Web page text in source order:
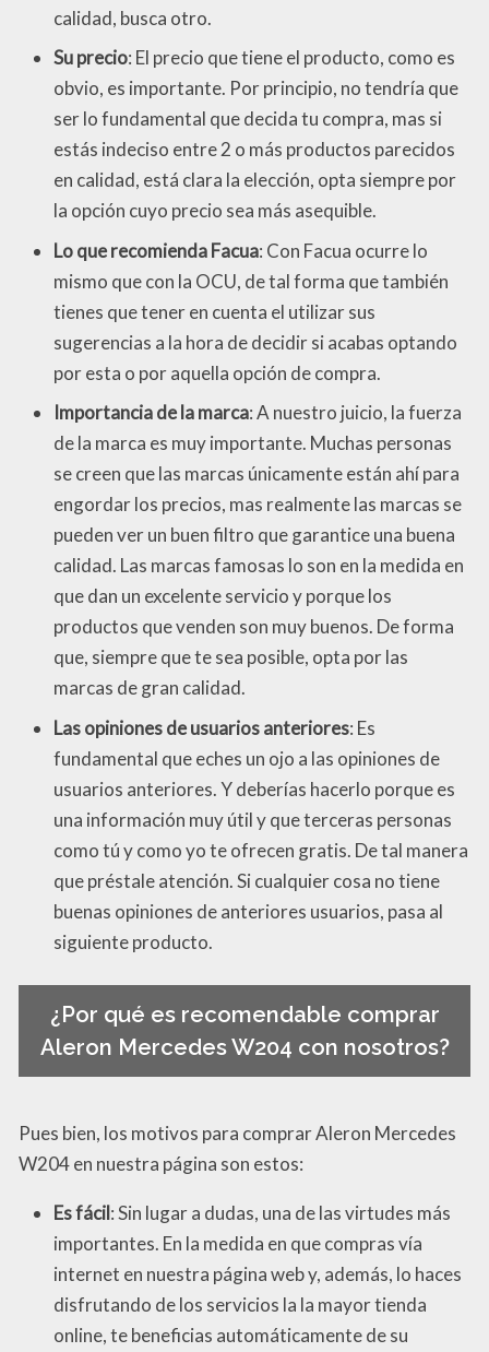
calidad, busca otro.
Su precio: El precio que tiene el producto, como es
obvio, es importante. Por principio, no tendría que
ser lo fundamental que decida tu compra, mas si
estás indeciso entre 2 o más productos parecidos
en calidad, está clara la elección, opta siempre por
la opción cuyo precio sea más asequible.
Lo que recomienda Facua: Con Facua ocurre lo
mismo que con la OCU, de tal forma que también
tienes que tener en cuenta el utilizar sus
sugerencias a la hora de decidir si acabas optando
por esta o por aquella opción de compra.
Importancia de la marca: A nuestro juicio, la fuerza
de la marca es muy importante. Muchas personas
se creen que las marcas únicamente están ahí para
engordar los precios, mas realmente las marcas se
pueden ver un buen filtro que garantice una buena
calidad. Las marcas famosas lo son en la medida en
que dan un excelente servicio y porque los
productos que venden son muy buenos. De forma
que, siempre que te sea posible, opta por las
marcas de gran calidad.
Las opiniones de usuarios anteriores: Es
fundamental que eches un ojo a las opiniones de
usuarios anteriores. Y deberías hacerlo porque es
una información muy útil y que terceras personas
como tú y como yo te ofrecen gratis. De tal manera
que préstale atención. Si cualquier cosa no tiene
buenas opiniones de anteriores usuarios, pasa al
siguiente producto.
¿Por qué es recomendable comprar
Aleron Mercedes W204 con nosotros?
Pues bien, los motivos para comprar Aleron Mercedes
W204 en nuestra página son estos:
Es fácil: Sin lugar a dudas, una de las virtudes más
importantes. En la medida en que compras vía
internet en nuestra página web y, además, lo haces
disfrutando de los servicios la la mayor tienda
online, te beneficias automáticamente de su